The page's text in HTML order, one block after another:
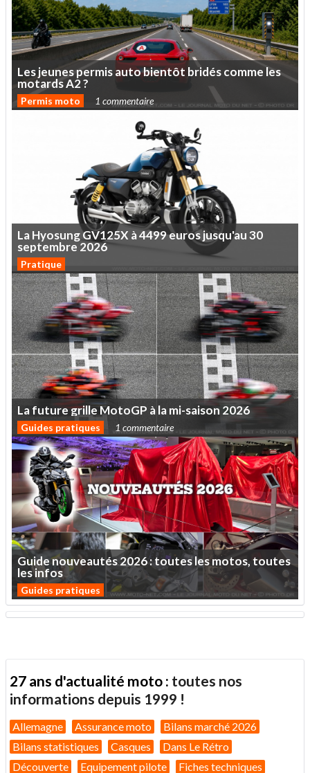
Lesjeunespermisautobientôt bridéscommeles
motardsA2?
Permis moto 1 commentaire
LaHyosungGV125X à4499eurosjusqu'au30
septembre 2026
Pratique
Lafuturegrille MotoGP àlami-saison 2026
Guides pratiques 1 commentaire
Guidenouveautés2026:touteslesmotos,toutes
lesinfos
Guides pratiques
27 ans d'actualité moto : toutes nos
informations depuis 1999 !
Allemagne Assurance moto
Bilans marché 2026
Bilans statistiques
Casques
Dans Le Rétro
Découverte
Equipement pilote Fiches techniques